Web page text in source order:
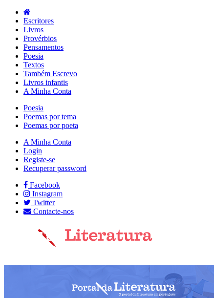
Escritores
Livros
Provérbios
Pensamentos
Poesia
Textos
Também Escrevo
Livros infantis
A Minha Conta
Poesia
Poemas por tema
Poemas por poeta
A Minha Conta
Login
Registe-se
Recuperar password
Facebook
Instagram
Twitter
Contacte-nos